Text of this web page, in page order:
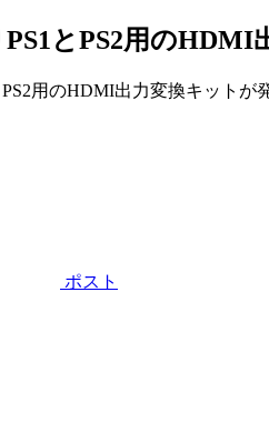
とPS2用のHDMI
ポスト